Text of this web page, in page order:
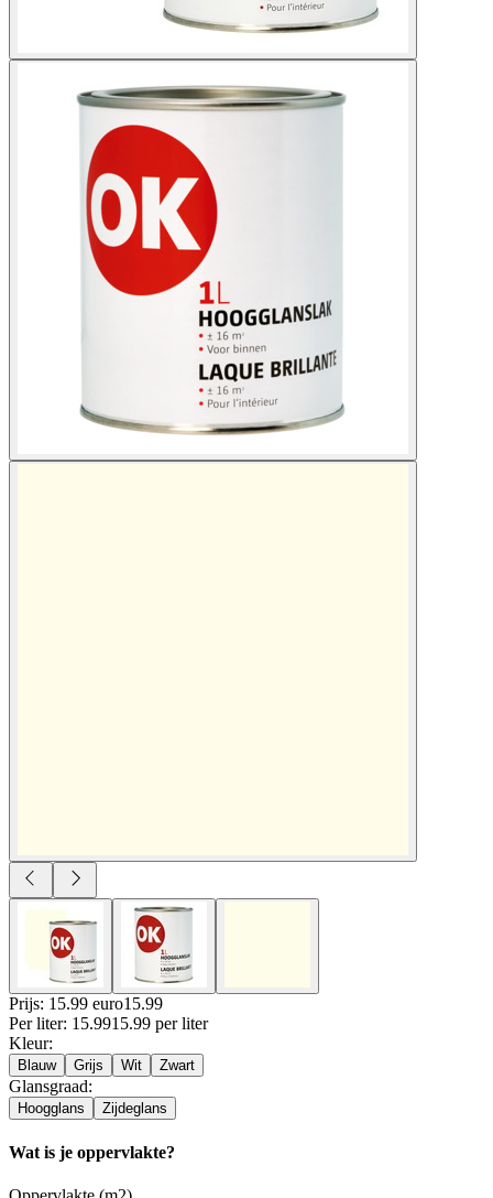
Prijs: 15.99 euro15.99
Per liter: 15.9915.99 per liter
Kleur:
Blauw Grijs Wit Zwart
Glansgraad:
Hoogglans Zijdeglans
Wat is je oppervlakte?